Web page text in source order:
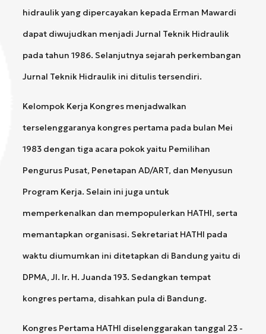
hidraulik yang dipercayakan kepada Erman Mawardi
dapat diwujudkan menjadi Jurnal Teknik Hidraulik
pada tahun 1986. Selanjutnya sejarah perkembangan
Jurnal Teknik Hidraulik ini ditulis tersendiri.
Kelompok Kerja Kongres menjadwalkan
terselenggaranya kongres pertama pada bulan Mei
1983 dengan tiga acara pokok yaitu Pemilihan
Pengurus Pusat, Penetapan AD/ART, dan Menyusun
Program Kerja. Selain ini juga untuk
memperkenalkan dan mempopulerkan HATHI, serta
memantapkan organisasi. Sekretariat HATHI pada
waktu diumumkan ini ditetapkan di Bandung yaitu di
DPMA, Jl. Ir. H. Juanda 193. Sedangkan tempat
kongres pertama, disahkan pula di Bandung.
Kongres Pertama HATHI diselenggarakan tanggal 23 -